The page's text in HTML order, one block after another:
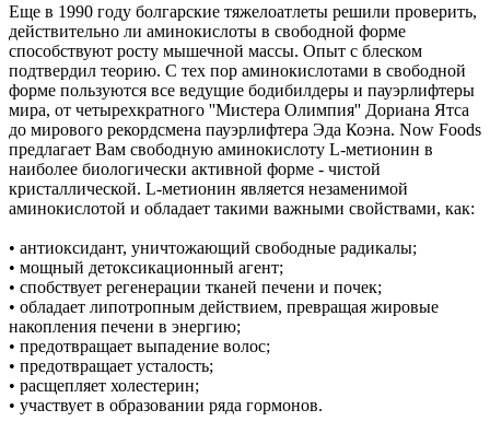
Еще в 1990 году болгарские тяжелоатлеты решили проверить,
действительно ли аминокислоты в свободной форме
способствуют росту мышечной массы. Опыт с блеском
подтвердил теорию. С тех пор аминокислотами в свободной
форме пользуются все ведущие бодибилдеры и пауэрлифтеры
мира, от четырехкратного ''Мистера Олимпия'' Дориана Ятса
до мирового рекордсмена пауэрлифтера Эда Коэна. Now Foods
предлагает Вам свободную аминокислоту L-метионин в
наиболее биологически активной форме - чистой
кристаллической. L-метионин является незаменимой
аминокислотой и обладает такими важными свойствами, как:
• антиоксидант, уничтожающий свободные радикалы;
• мощный детоксикационный агент;
• спобствует регенерации тканей печени и почек;
• oбладает липотропным действием, превращая жировые
накопления печени в энергию;
• предотвращает выпадение волос;
• предотвращает усталость;
• расщепляет холестерин;
• участвует в образовании ряда гормонов.